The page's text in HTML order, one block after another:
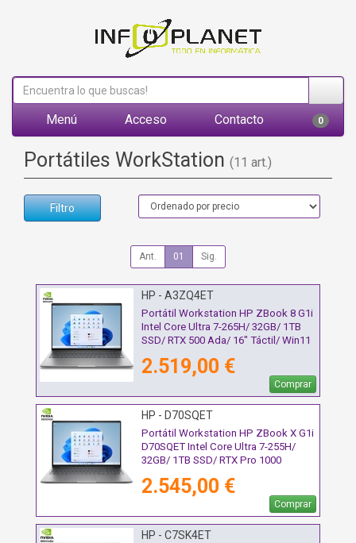
Menú Acceso Contacto 0
Portátiles WorkStation (11 art.)
Filtro
Ant. 01 Sig.
HP - A3ZQ4ET
Portátil Workstation HP ZBook 8 G1i
Intel Core Ultra 7-265H/ 32GB/ 1TB
SSD/ RTX 500 Ada/ 16" Táctil/ Win11
2.519,00 €
Comprar
HP - D70SQET
Portátil Workstation HP ZBook X G1i
D70SQET Intel Core Ultra 7-255H/
32GB/ 1TB SSD/ RTX Pro 1000
2.545,00 €
Comprar
HP - C7SK4ET